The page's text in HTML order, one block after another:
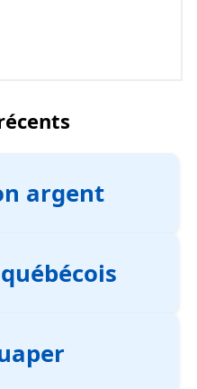
argent